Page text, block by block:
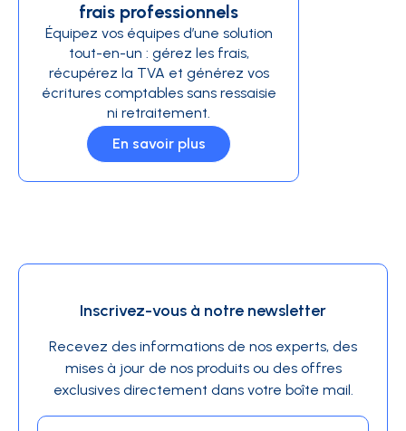
frais professionnels
Équipez vos équipes d’une solution
tout-en-un : gérez les frais,
récupérez la TVA et générez vos
écritures comptables sans ressaisie
ni retraitement.
En savoir plus
Inscrivez-vous à notre newsletter
Recevez des informations de nos experts, des
mises à jour de nos produits ou des offres
exclusives directement dans votre boîte mail.